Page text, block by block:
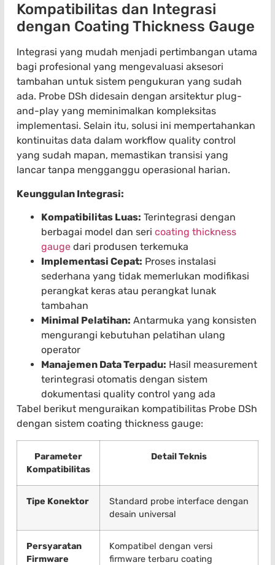
Kompatibilitas dan Integrasi
dengan Coating Thickness Gauge
Integrasi yang mudah menjadi pertimbangan utama
bagi profesional yang mengevaluasi aksesori
tambahan untuk sistem pengukuran yang sudah
ada. Probe DSh didesain dengan arsitektur plug-
and-play yang meminimalkan kompleksitas
implementasi. Selain itu, solusi ini mempertahankan
kontinuitas data dalam workflow quality control
yang sudah mapan, memastikan transisi yang
lancar tanpa mengganggu operasional harian.
Keunggulan Integrasi:
Kompatibilitas Luas: Terintegrasi dengan
berbagai model dan seri coating thickness
gauge dari produsen terkemuka
Implementasi Cepat: Proses instalasi
sederhana yang tidak memerlukan modifikasi
perangkat keras atau perangkat lunak
tambahan
Minimal Pelatihan: Antarmuka yang konsisten
mengurangi kebutuhan pelatihan ulang
operator
Manajemen Data Terpadu: Hasil measurement
terintegrasi otomatis dengan sistem
dokumentasi quality control yang ada
Tabel berikut menguraikan kompatibilitas Probe DSh
dengan sistem coating thickness gauge:
Parameter
Kompatibilitas
Detail Teknis
Tipe Konektor
Standard probe interface dengan
desain universal
Persyaratan
Firmware
Kompatibel dengan versi
firmware terbaru coating